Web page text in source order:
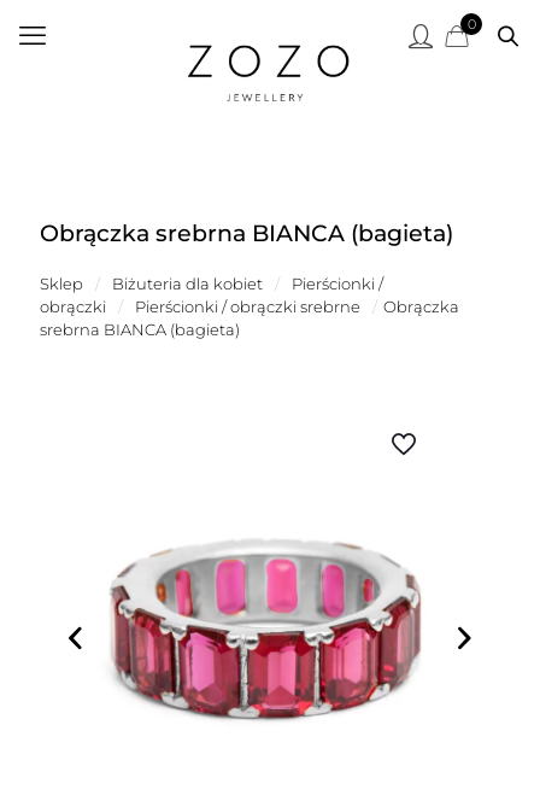
0
Obrączka srebrna BIANCA (bagieta)
Sklep / Biżuteria dla kobiet /
Pierścionki /
obrączki
/ Pierścionki / obrączki srebrne / Obrączka
srebrna BIANCA (bagieta)